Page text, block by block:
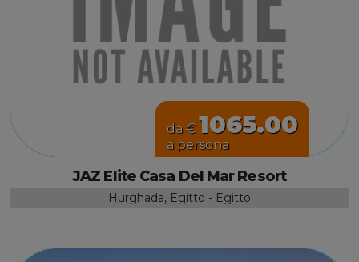
da €1065.00
a persona
JAZ Elite Casa Del Mar Resort
Hurghada, Egitto - Egitto